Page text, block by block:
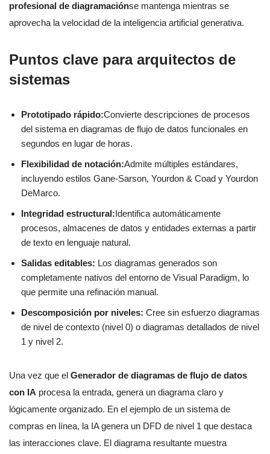
profesional de diagramaciónse mantenga mientras se
aprovecha la velocidad de la inteligencia artificial generativa.
Puntos clave para arquitectos de
sistemas
Prototipado rápido:Convierte descripciones de procesos
del sistema en diagramas de flujo de datos funcionales en
segundos en lugar de horas.
Flexibilidad de notación:Admite múltiples estándares,
incluyendo estilos Gane-Sarson, Yourdon & Coad y Yourdon
DeMarco.
Integridad estructural:Identifica automáticamente
procesos, almacenes de datos y entidades externas a partir
de texto en lenguaje natural.
Salidas editables: Los diagramas generados son
completamente nativos del entorno de Visual Paradigm, lo
que permite una refinación manual.
Descomposición por niveles: Cree sin esfuerzo diagramas
de nivel de contexto (nivel 0) o diagramas detallados de nivel
1 y nivel 2.
Una vez que el Generador de diagramas de flujo de datos
con IA procesa la entrada, genera un diagrama claro y
lógicamente organizado. En el ejemplo de un sistema de
compras en línea, la IA genera un DFD de nivel 1 que destaca
las interacciones clave. El diagrama resultante muestra